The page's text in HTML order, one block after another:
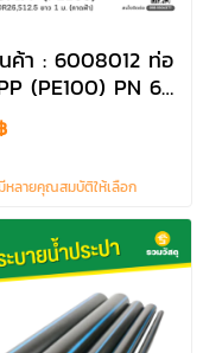
ค้า : 6008012 ท่อ
(PE100) PN 6
ยาว 1 ม.
หลายคุณสมบัติให้เลือก